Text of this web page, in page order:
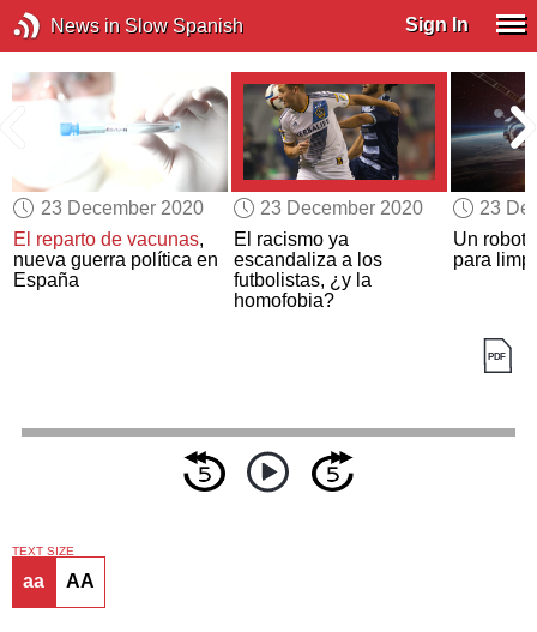
News in Slow Spanish Sign In
23 December 2020
El reparto de vacunas,
nueva guerra política en
España
23 December 2020
El racismo ya
escandaliza a los
futbolistas, ¿y la
homofobia?
23
Un robot
para
TEXT SIZE
aa AA